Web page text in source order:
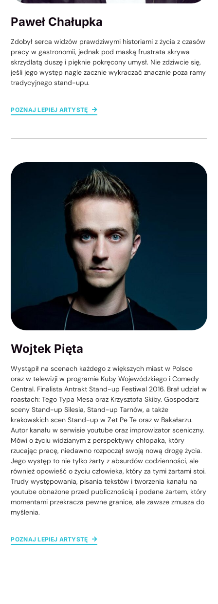
Paweł Chałupka
Zdobył serca widzów prawdziwymi historiami z życia z czasów
pracy w gastronomii, jednak pod maską frustrata skrywa
skrzydlatą duszę i pięknie pokręcony umysł. Nie zdziwcie się,
jeśli jego występ nagle zacznie wykraczać znacznie poza ramy
tradycyjnego stand-upu.
POZNAJ LEPIEJ ARTYSTĘ
Wojtek Pięta
Wystąpił na scenach każdego z większych miast w Polsce
oraz w telewizji w programie Kuby Wojewódzkiego i Comedy
Central. Finalista Antrakt Stand-up Festiwal 2016. Brał udział w
roastach: Tego Typa Mesa oraz Krzysztofa Skiby. Gospodarz
sceny Stand-up Silesia, Stand-up Tarnów, a także
krakowskich scen Stand-up w Zet Pe Te oraz w Bakałarzu.
Autor kanału w serwisie youtube oraz improwizator sceniczny.
Mówi o życiu widzianym z perspektywy chłopaka, który
rzucając pracę, niedawno rozpoczął swoją nową drogę życia.
Jego występ to nie tylko żarty z absurdów codzienności, ale
również opowieść o życiu człowieka, który za tymi żartami stoi.
Trudy występowania, pisania tekstów i tworzenia kanału na
youtube obnażone przed publicznością i podane żartem, który
momentami przekracza pewne granice, ale zawsze zmusza do
myślenia.
POZNAJ LEPIEJ ARTYSTĘ